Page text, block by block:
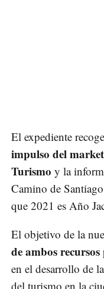
El expediente
impulso del
Turismo y la
Camino de
que 2021 es Año
El objetivo de la
de ambos recursos
en el desarrollo de
del turismo en la